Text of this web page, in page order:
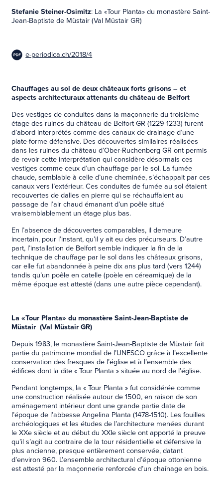
Stefanie Steiner-Osimitz: La «Tour Planta» du monastère Saint-
Jean-Baptiste de Müstair (Val Müstair GR)
e-periodica.ch/2018/4
Chauffages au sol de deux châteaux forts grisons – et
aspects architecturaux attenants du château de Belfort
Des vestiges de conduites dans la maçonnerie du troisième
étage des ruines du château de Belfort GR (1229-1233) furent
d’abord interprétés comme des canaux de drainage d’une
plate-forme défensive. Des découvertes similaires réalisées
dans les ruines du château d’Ober-Ruchenberg GR ont permis
de revoir cette interprétation qui considère désormais ces
vestiges comme ceux d’un chauffage par le sol. La fumée
chaude, semblable à celle d’une cheminée, s’échappait par ces
canaux vers l’extérieur. Ces conduites de fumée au sol étaient
recouvertes de dalles en pierre qui se réchauffaient au
passage de l’air chaud émanant d’un poêle situé
vraisemblablement un étage plus bas.
En l’absence de découvertes comparables, il demeure
incertain, pour l’instant, qu’il y ait eu des précurseurs. D’autre
part, l’installation de Belfort semble indiquer la fin de la
technique de chauffage par le sol dans les châteaux grisons,
car elle fut abandonnée à peine dix ans plus tard (vers 1244)
tandis qu’un poêle en catelle (poèle en céreamique) de la
même époque est attesté (dans une autre pièce cependant).
La «Tour Planta» du monastère Saint-Jean-Baptiste de
Müstair (Val Müstair GR)
Depuis 1983, le monastère Saint-Jean-Baptiste de Müstair fait
partie du patrimoine mondial de l’UNESCO grâce à l’excellente
conservation des fresques de l’église et à l’ensemble des
édifices dont la dite « Tour Planta » située au nord de l’église.
Pendant longtemps, la « Tour Planta » fut considérée comme
une construction réalisée autour de 1500, en raison de son
aménagement intérieur dont une grande partie date de
l’époque de l’abbesse Angelina Planta (1478-1510). Les fouilles
archéologiques et les études de l’architecture menées durant
le XXe siècle et au début du XXIe siècle ont apporté la preuve
qu’il s’agit au contraire de la tour résidentielle et défensive la
plus ancienne, presque entièrement conservée, datant
d’environ 960. L’ensemble architectural d’époque ottonienne
est attesté par la maçonnerie renforcée d’un chaînage en bois.